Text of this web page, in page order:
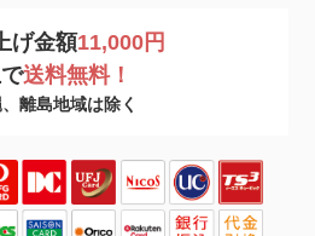
げ金額11,000円
送料無料！
離島地域は除く